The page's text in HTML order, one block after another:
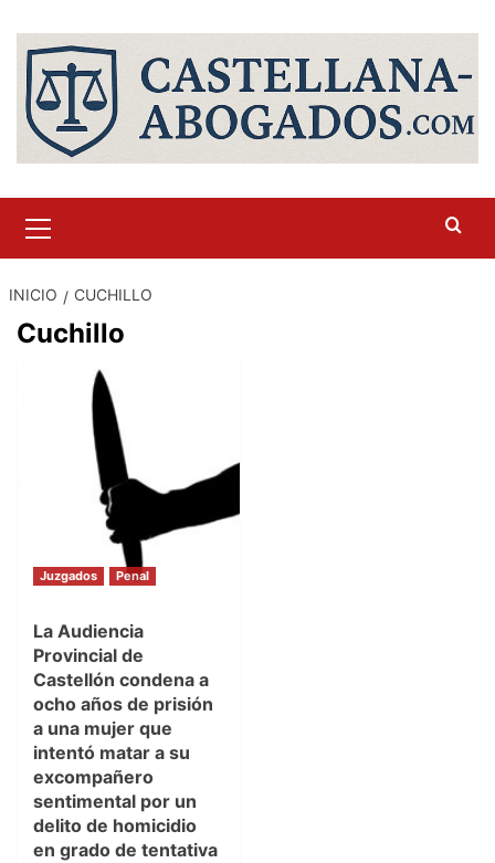
contenido
primario
INICIO CUCHILLO
Cuchillo
Juzgados Penal
La Audiencia
Provincial de
Castellón condena a
ocho años de prisión
a una mujer que
intentó matar a su
excompañero
sentimental por un
delito de homicidio
en grado de tentativa